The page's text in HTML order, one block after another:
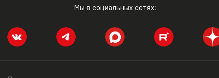
Мы в социальных сетях: